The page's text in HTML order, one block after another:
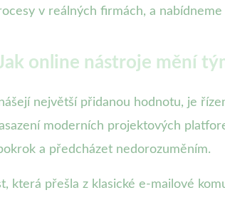
v reálných firmách, a
online nástroje mění
největší přidanou hodnotu, je
moderních projektových
a předcházet nedorozuměním.
která přešla z klasické e-mailové